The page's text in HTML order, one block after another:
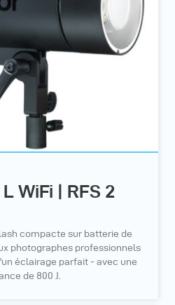
WiFi | RFS 2
compacte sur batterie de
photographes professionnels
éclairage parfait - avec une
de 800 J.